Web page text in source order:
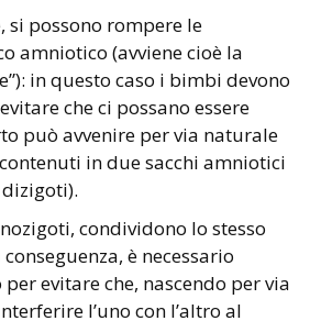
si possono rompere le
amniotico (avviene cioè la
in questo caso i bimbi devono
che ci possano essere
può avvenire per via naturale
in due sacchi amniotici
condividono lo stesso
è necessario
evitare che, nascendo per via
l’uno con l’altro al